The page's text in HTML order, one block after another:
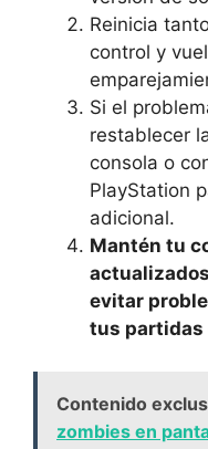
Reinicia
control y
Si el
restablecer
consola o
PlayStation
adicional.
Mantén tu
evitar
tus partidas
Contenido
zombies en